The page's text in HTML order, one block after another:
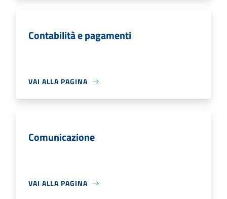
Contabilità e pagamenti
VAI ALLA PAGINA
Comunicazione
VAI ALLA PAGINA